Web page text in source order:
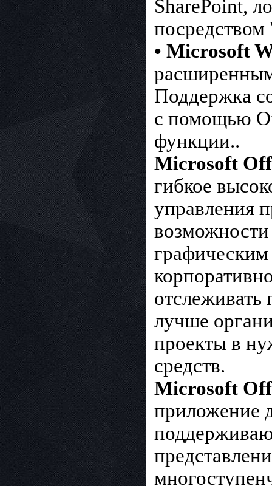
SharePoint,
• Microsoft
Поддержка
с помощью
функции..
Microsoft
гибкое
управления
отслеживать
лучше
проекты в
средств.
Microsoft
приложение